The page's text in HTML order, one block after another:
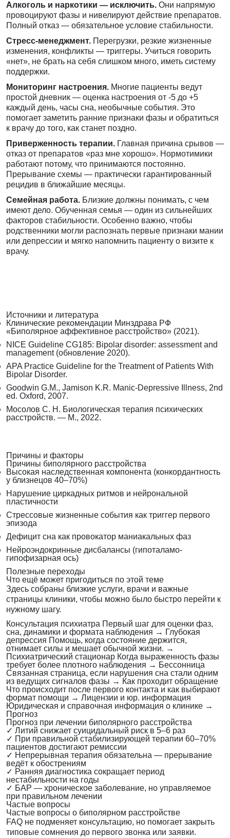
Алкоголь и наркотики — исключить. Они напрямую
провоцируют фазы и нивелируют действие препаратов.
Полный отказ — обязательное условие стабильности.
Стресс-менеджмент. Перегрузки, резкие жизненные
изменения, конфликты — триггеры. Учиться говорить
«нет», не брать на себя слишком много, иметь систему
поддержки.
Мониторинг настроения. Многие пациенты ведут
простой дневник — оценка настроения от -5 до +5
каждый день, часы сна, необычные события. Это
помогает заметить ранние признаки фазы и обратиться
к врачу до того, как станет поздно.
Приверженность терапии. Главная причина срывов —
отказ от препаратов «раз мне хорошо». Нормотимики
работают потому, что принимаются постоянно.
Прерывание схемы — практически гарантированный
рецидив в ближайшие месяцы.
Семейная работа. Близкие должны понимать, с чем
имеют дело. Обученная семья — один из сильнейших
факторов стабильности. Особенно важно, чтобы
родственники могли распознать первые признаки мании
или депрессии и мягко напомнить пациенту о визите к
врачу.
Источники и литература
Клинические рекомендации Минздрава РФ
«Биполярное аффективное расстройство» (2021).
NICE Guideline CG185: Bipolar disorder: assessment and
management (обновление 2020).
APA Practice Guideline for the Treatment of Patients With
Bipolar Disorder.
Goodwin G.M., Jamison K.R. Manic-Depressive Illness, 2nd
ed. Oxford, 2007.
Мосолов С. Н. Биологическая терапия психических
расстройств. — М., 2022.
Причины и факторы
Причины биполярного расстройства
Высокая наследственная компонента (конкордантность
у близнецов 40–70%)
Нарушение циркадных ритмов и нейрональной
пластичности
Стрессовые жизненные события как триггер первого
эпизода
Дефицит сна как провокатор маниакальных фаз
Нейроэндокринные дисбалансы (гипоталамо-
гипофизарная ось)
Полезные переходы
Что ещё может пригодиться по этой теме
Здесь собраны близкие услуги, врачи и важные
страницы клиники, чтобы можно было быстро перейти к
нужному шагу.
Консультация психиатра Первый шаг для оценки фаз,
сна, динамики и формата наблюдения → Глубокая
депрессия Помощь, когда состояние держится,
отнимает силы и мешает обычной жизни. →
Психиатрический стационар Когда выраженность фазы
требует более плотного наблюдения → Бессонница
Связанная страница, если нарушения сна стали одним
из ведущих сигналов фазы → Как проходит обращение
Что происходит после первого контакта и как выбирают
формат помощи → Лицензии и юр. информация
Юридическая и справочная информация о клинике →
Прогноз
Прогноз при лечении биполярного расстройства
✓ Литий снижает суицидальный риск в 5–6 раз
✓ При правильной стабилизирующей терапии 60–70%
пациентов достигают ремиссии
✓ Непрерывная терапия обязательна — прерывание
ведёт к обострениям
✓ Ранняя диагностика сокращает период
нестабильности на годы
✓ БАР — хроническое заболевание, но управляемое
при правильном лечении
Частые вопросы
Частые вопросы о биполярном расстройстве
FAQ не подменяет консультацию, но помогает закрыть
типовые сомнения до первого звонка или заявки.